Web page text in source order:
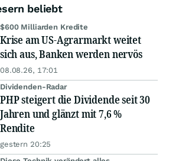
beliebt
$600 Milliarden Kredite
Krise am US-Agrarmarkt weitet
sich aus, Banken werden nervös
08.08.26, 17:01
Dividenden-Radar
PHP steigert die Dividende seit 30
Jahren und glänzt mit 7,6 %
Rendite
gestern 20:25